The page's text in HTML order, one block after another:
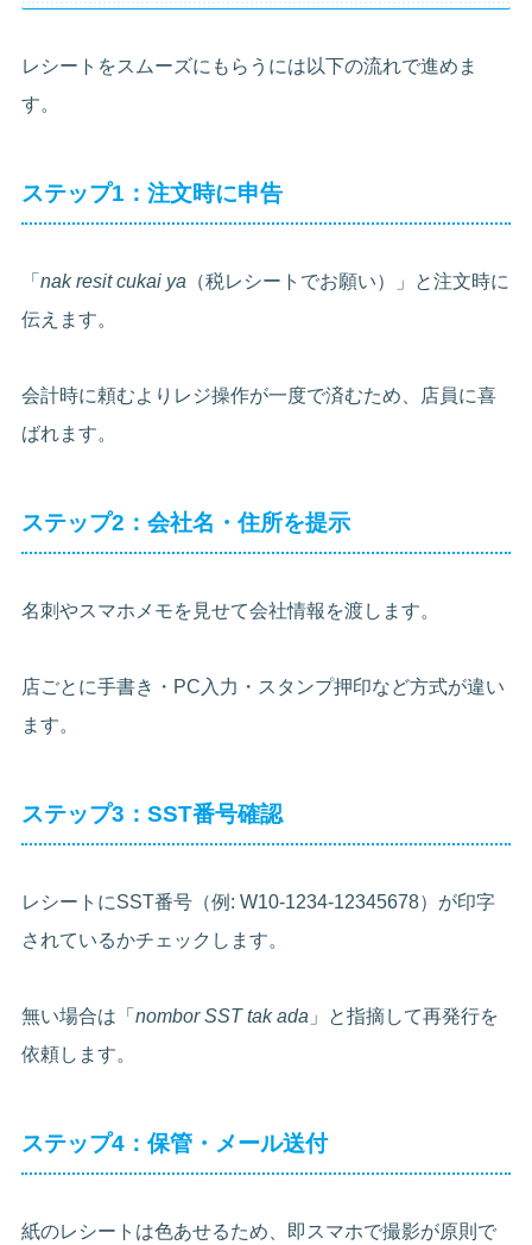
レシートをスムーズにもらうには以下の流れで進めま
す。
ステップ1：注文時に申告
「nak resit cukai ya （税レシートでお願い）」と注文時に
伝えます。
会計時に頼むよりレジ操作が一度で済むため、店員に喜
ばれます。
ステップ2：会社名・住所を提示
名刺やスマホメモを見せて会社情報を渡します。
店ごとに手書き・PC入力・スタンプ押印など方式が違い
ます。
ステップ3：SST番号確認
レシートにSST番号（例: W10-1234-12345678）が印字
されているかチェックします。
無い場合は「nombor SST tak ada 」と指摘して再発行を
依頼します。
ステップ4：保管・メール送付
紙のレシートは色あせるため、即スマホで撮影が原則で